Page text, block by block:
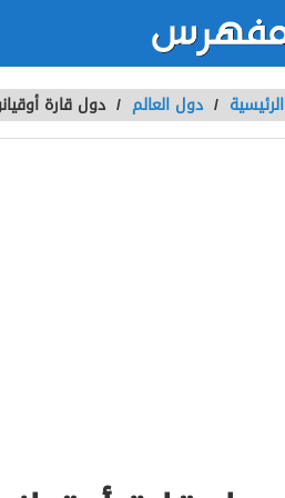
الرئيسية / دول العالم / دول قارة